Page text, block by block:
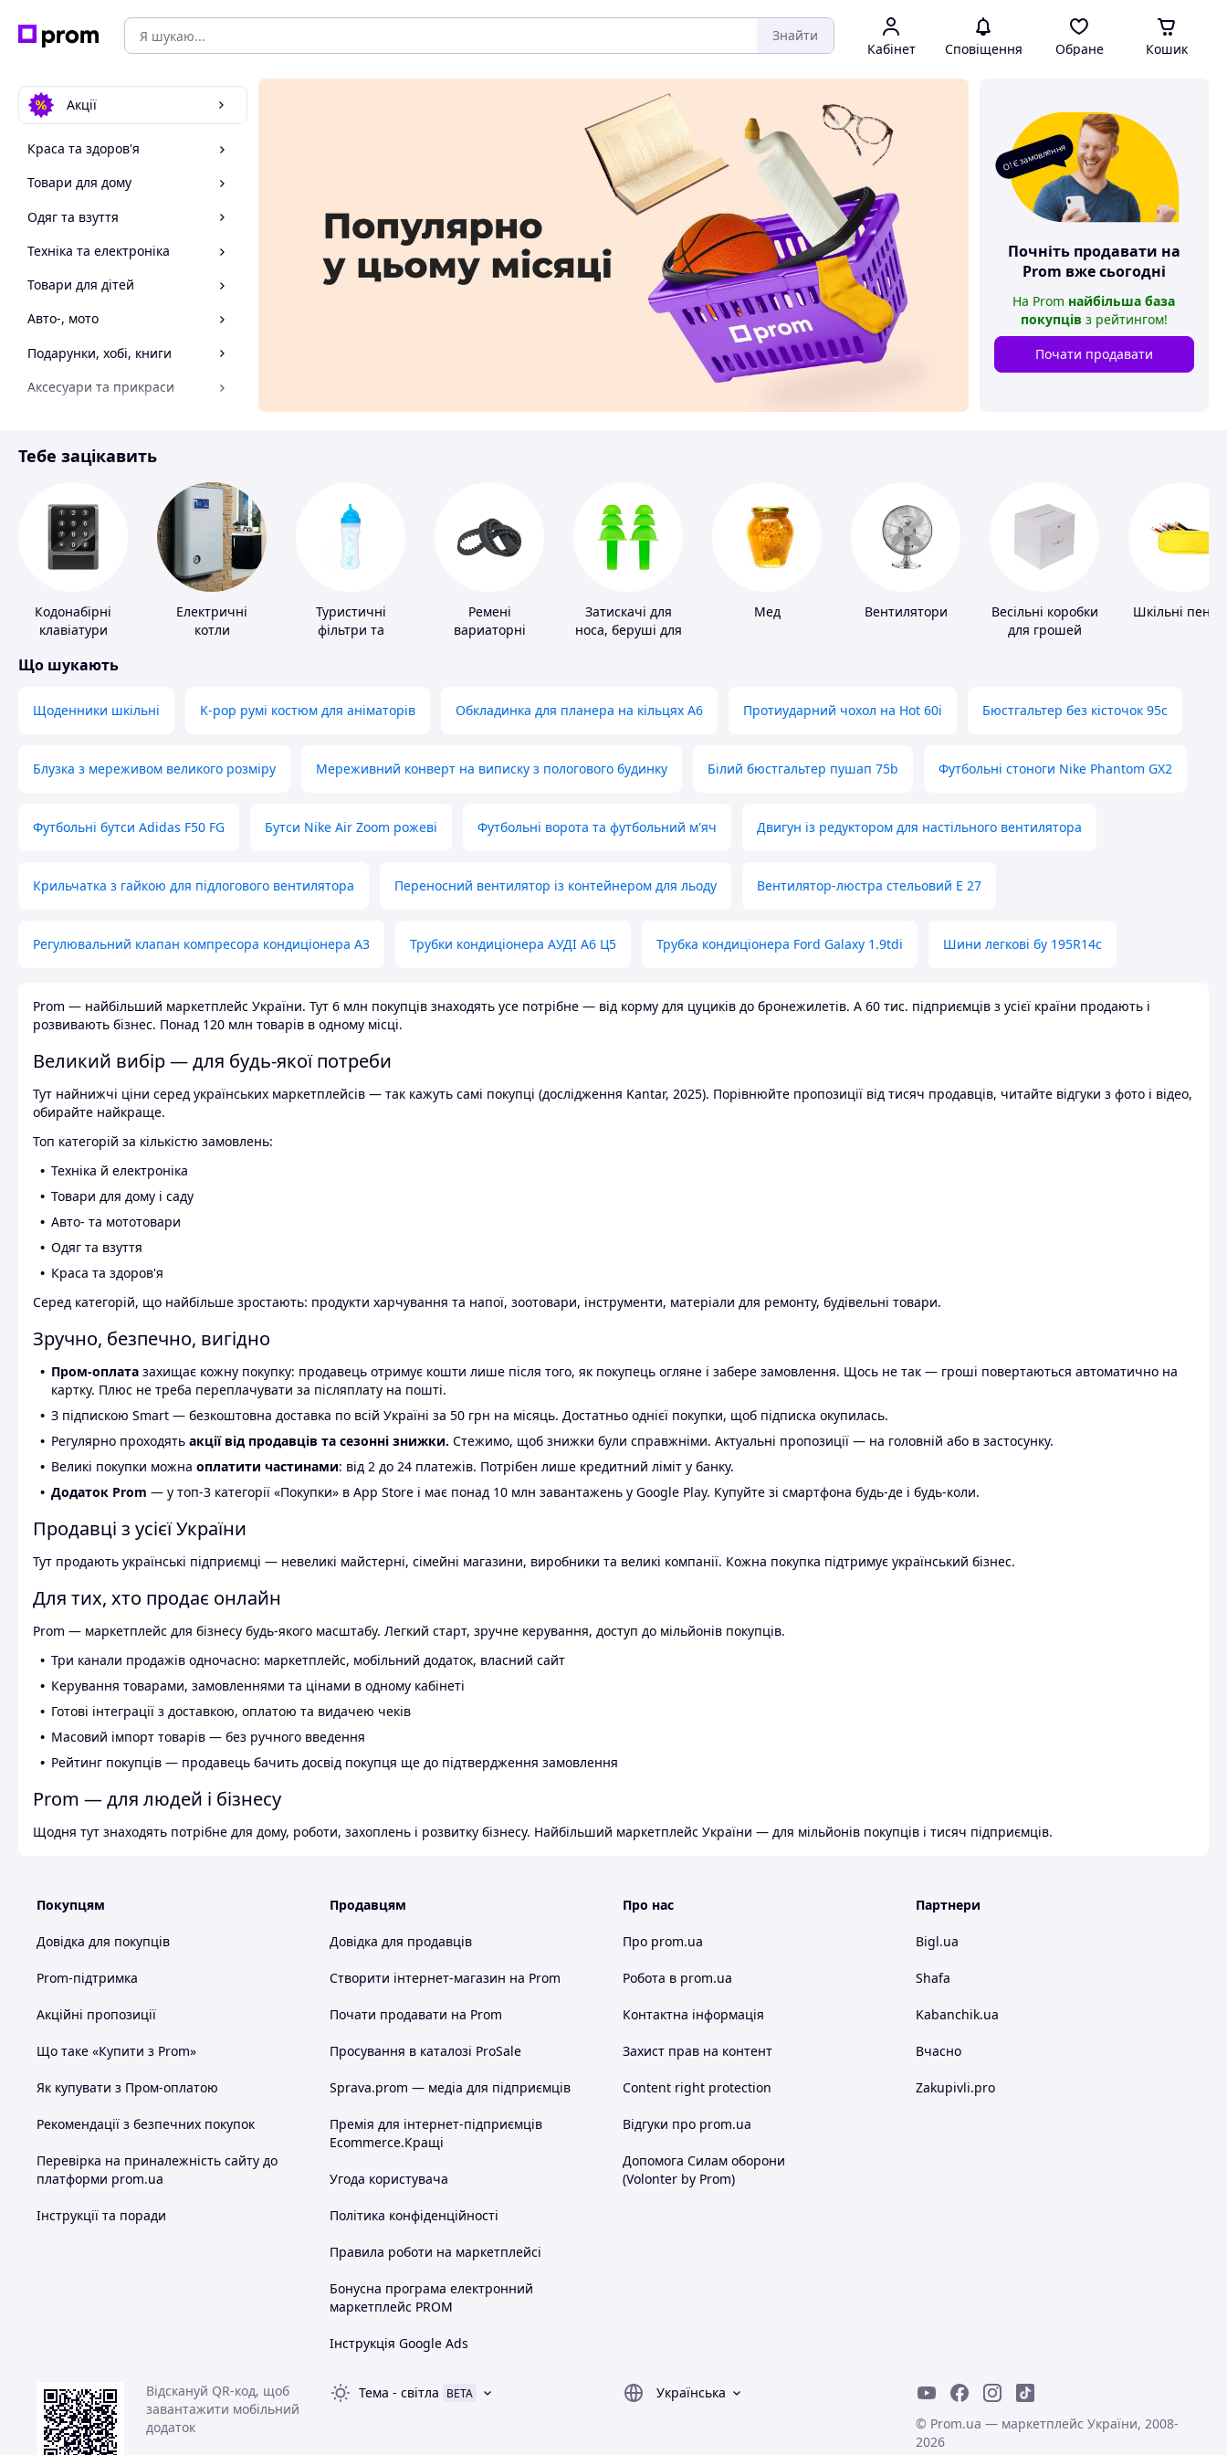
Знайти
Кабінет Сповіщення Обране Кошик
Акції
Краса та здоров'я
Товари для дому
Одяг та взуття
Техніка та електроніка
Товари для дітей
Авто-, мото
Подарунки, хобі, книги
Аксесуари та прикраси
Спорт і відпочинок
О! Є замовлення
Почніть продавати на
Prom вже сьогодні
На Prom найбільша база
покупців з рейтингом!
Почати продавати
Тебе зацікавить
Кодонабірні
клавіатури
Електричні
котли
Туристичні
фільтри та
Ремені
вариаторні
Затискачі для
носа, беруші для
Мед Вентилятори
Весільні коробки
для грошей
Шкільні
Що шукають
Щоденники шкільні K-pop румі костюм для аніматорів Обкладинка для планера на кільцях А6 Протиударний чохол на Hot 60i Бюстгальтер без кісточок 95с
Блузка з мереживом великого розміру Мереживний конверт на виписку з пологового будинку Білий бюстгальтер пушап 75b Футбольні стоноги Nike Phantom GX2
Футбольні бутси Adidas F50 FG Бутси Nike Air Zoom рожеві Футбольні ворота та футбольний м'яч Двигун із редуктором для настільного вентилятора
Крильчатка з гайкою для підлогового вентилятора Переносний вентилятор із контейнером для льоду Вентилятор-люстра стельовий E 27
Регулювальний клапан компресора кондиціонера А3 Трубки кондиціонера АУДІ А6 Ц5 Трубка кондиціонера Ford Galaxy 1.9tdi Шини легкові бу 195R14c
Prom — найбільший маркетплейс України. Тут 6 млн покупців знаходять усе потрібне — від корму для цуциків до бронежилетів. А 60 тис. підприємців з усієї країни продають і
розвивають бізнес. Понад 120 млн товарів в одному місці.
Великий вибір — для будь-якої потреби
Тут найнижчі ціни серед українських маркетплейсів — так кажуть самі покупці (дослідження Kantar, 2025). Порівнюйте пропозиції від тисяч продавців, читайте відгуки з фото і відео,
обирайте найкраще.
Топ категорій за кількістю замовлень:
Техніка й електроніка
Товари для дому і саду
Авто- та мототовари
Одяг та взуття
Краса та здоров'я
Серед категорій, що найбільше зростають: продукти харчування та напої, зоотовари, інструменти, матеріали для ремонту, будівельні товари.
Зручно, безпечно, вигідно
Пром-оплата захищає кожну покупку: продавець отримує кошти лише після того, як покупець огляне і забере замовлення. Щось не так — гроші повертаються автоматично на
картку. Плюс не треба переплачувати за післяплату на пошті.
З підпискою Smart — безкоштовна доставка по всій Україні за 50 грн на місяць. Достатньо однієї покупки, щоб підписка окупилась.
Регулярно проходять акції від продавців та сезонні знижки. Стежимо, щоб знижки були справжніми. Актуальні пропозиції — на головній або в застосунку.
Великі покупки можна оплатити частинами: від 2 до 24 платежів. Потрібен лише кредитний ліміт у банку.
Додаток Prom — у топ-3 категорії «Покупки» в App Store і має понад 10 млн завантажень у Google Play. Купуйте зі смартфона будь-де і будь-коли.
Продавці з усієї України
Тут продають українські підприємці — невеликі майстерні, сімейні магазини, виробники та великі компанії. Кожна покупка підтримує український бізнес.
Для тих, хто продає онлайн
Prom — маркетплейс для бізнесу будь-якого масштабу. Легкий старт, зручне керування, доступ до мільйонів покупців.
Три канали продажів одночасно: маркетплейс, мобільний додаток, власний сайт
Керування товарами, замовленнями та цінами в одному кабінеті
Готові інтеграції з доставкою, оплатою та видачею чеків
Масовий імпорт товарів — без ручного введення
Рейтинг покупців — продавець бачить досвід покупця ще до підтвердження замовлення
Prom — для людей і бізнесу
Щодня тут знаходять потрібне для дому, роботи, захоплень і розвитку бізнесу. Найбільший маркетплейс України — для мільйонів покупців і тисяч підприємців.
Покупцям
Довідка для покупців
Prom-підтримка
Акційні пропозиції
Що таке «Купити з Prom»
Як купувати з Пром-оплатою
Рекомендації з безпечних покупок
Перевірка на приналежність сайту до
платформи prom.ua
Інструкції та поради
Продавцям
Довідка для продавців
Створити інтернет-магазин на Prom
Почати продавати на Prom
Просування в каталозі ProSale
Sprava.prom — медіа для підприємців
Премія для інтернет-підприємців
Ecommerce.Кращі
Угода користувача
Політика конфіденційності
Правила роботи на маркетплейсі
Бонусна програма електронний
маркетплейс PROM
Інструкція Google Ads
Про нас
Про prom.ua
Робота в prom.ua
Контактна інформація
Захист прав на контент
Content right protection
Відгуки про prom.ua
Допомога Силам оборони
(Volonter by Prom)
Партнери
Bigl.ua
Shafa
Kabanchik.ua
Вчасно
Zakupivli.pro
Відскануй QR-код, щоб
завантажити мобільний
додаток
Тема - світла BETA
Українська
© Prom.ua — маркетплейс України, 2008-
2026